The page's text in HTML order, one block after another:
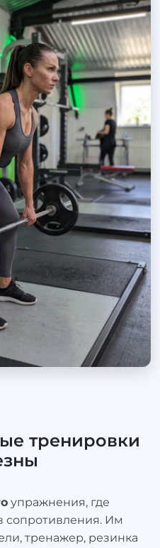
тренировки
упражнения, где
Им
тренажер, резинка